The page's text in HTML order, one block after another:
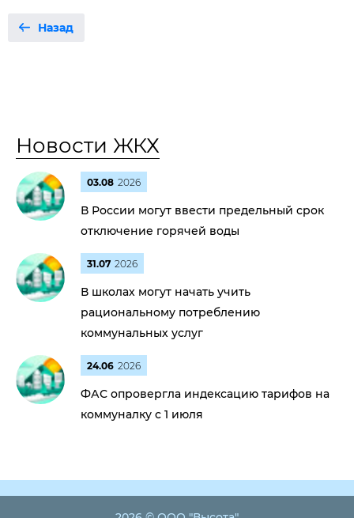
Назад
Новости ЖКХ
03.08 2026
В России могут ввести предельный срок
отключение горячей воды
31.07 2026
В школах могут начать учить
рациональному потреблению
коммунальных услуг
24.06 2026
ФАС опровергла индексацию тарифов на
коммуналку с 1 июля